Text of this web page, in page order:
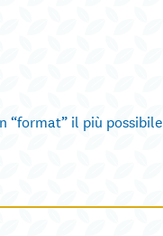
“format” il più possibile